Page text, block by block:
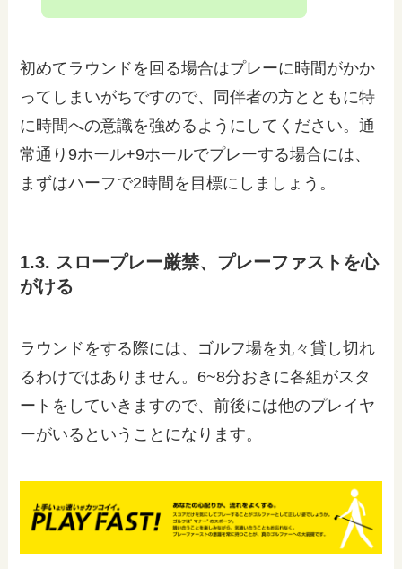
初めてラウンドを回る場合はプレーに時間がかか
ってしまいがちですので、同伴者の方とともに特
に時間への意識を強めるようにしてください。通
常通り9ホール+9ホールでプレーする場合には、
まずはハーフで2時間を目標にしましょう。
1.3. スロープレー厳禁、プレーファストを心
がける
ラウンドをする際には、ゴルフ場を丸々貸し切れ
るわけではありません。6~8分おきに各組がスタ
ートをしていきますので、前後には他のプレイヤ
ーがいるということになります。